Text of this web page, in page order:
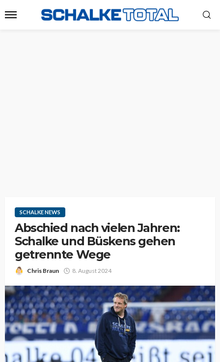
SCHALKE NEWS
Abschied nach vielen Jahren:
Schalke und Büskens gehen
getrennte Wege
Chris Braun 8. August 2024